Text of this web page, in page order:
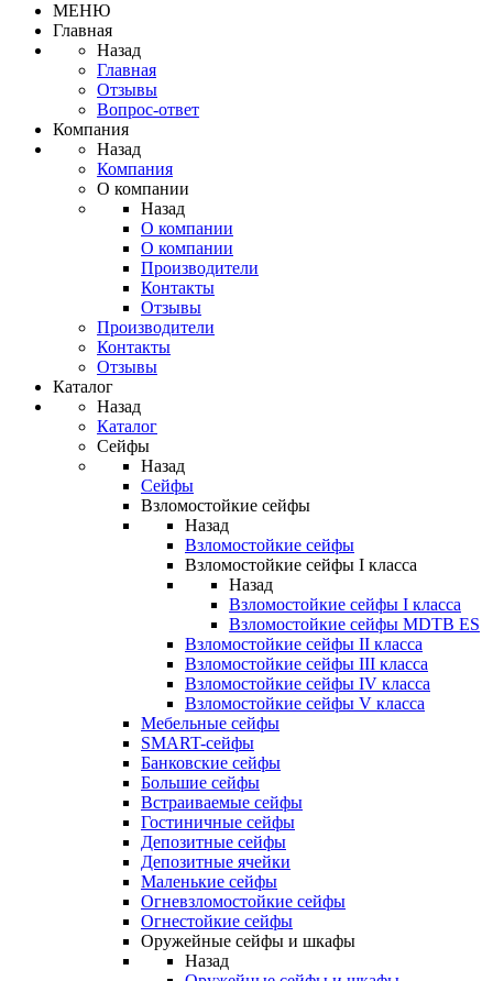
МЕНЮ
Главная
Назад
Главная
Отзывы
Вопрос-ответ
Компания
Назад
Компания
О компании
Назад
О компании
О компании
Производители
Контакты
Отзывы
Производители
Контакты
Отзывы
Каталог
Назад
Каталог
Сейфы
Назад
Сейфы
Взломостойкие сейфы
Назад
Взломостойкие сейфы
Взломостойкие сейфы I класса
Назад
Взломостойкие сейфы I класса
Взломостойкие сейфы MDTB ES
Взломостойкие сейфы II класса
Взломостойкие сейфы III класса
Взломостойкие сейфы IV класса
Взломостойкие сейфы V класса
Мебельные сейфы
SMART-сейфы
Банковские сейфы
Большие сейфы
Встраиваемые сейфы
Гостиничные сейфы
Депозитные сейфы
Депозитные ячейки
Маленькие сейфы
Огневзломостойкие сейфы
Огнестойкие сейфы
Оружейные сейфы и шкафы
Назад